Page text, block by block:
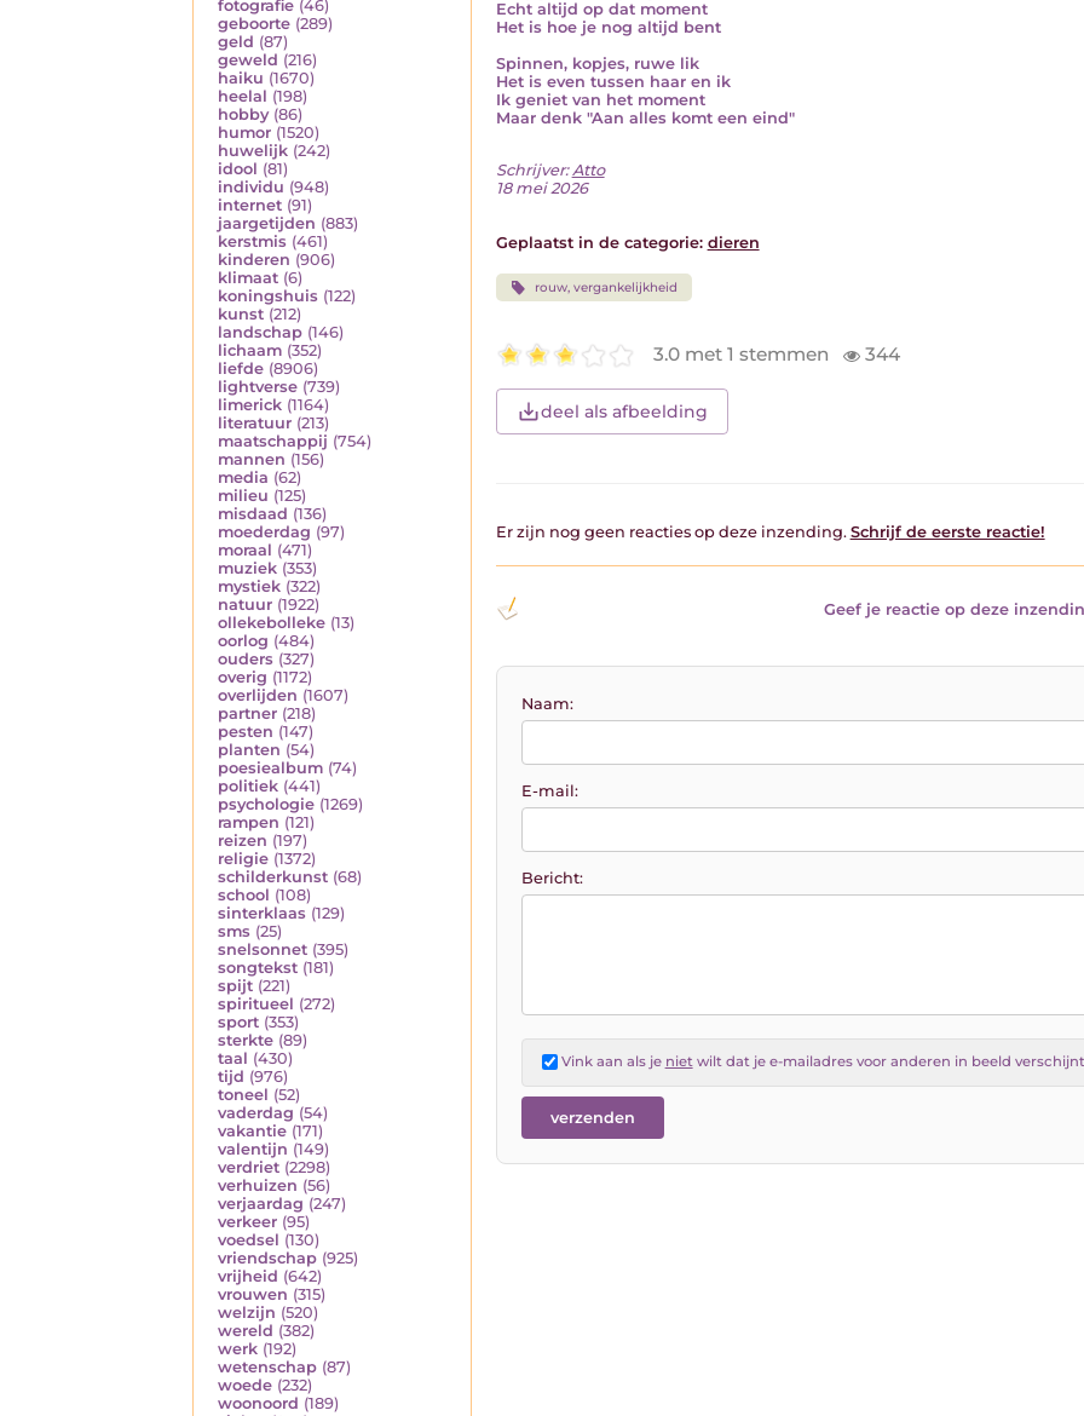
fotografie (46)
geboorte (289)
geld (87)
geweld (216)
haiku (1670)
heelal (198)
hobby (86)
humor (1520)
huwelijk (242)
idool (81)
individu (948)
internet (91)
jaargetijden (883)
kerstmis (461)
kinderen (906)
klimaat (6)
koningshuis (122)
kunst (212)
landschap (146)
lichaam (352)
liefde (8906)
lightverse (739)
limerick (1164)
literatuur (213)
maatschappij (754)
mannen (156)
media (62)
milieu (125)
misdaad (136)
moederdag (97)
moraal (471)
muziek (353)
mystiek (322)
natuur (1922)
ollekebolleke (13)
oorlog (484)
ouders (327)
overig (1172)
overlijden (1607)
partner (218)
pesten (147)
planten (54)
poesiealbum (74)
politiek (441)
psychologie (1269)
rampen (121)
reizen (197)
religie (1372)
schilderkunst (68)
school (108)
sinterklaas (129)
sms (25)
snelsonnet (395)
songtekst (181)
spijt (221)
spiritueel (272)
sport (353)
sterkte (89)
taal (430)
tijd (976)
toneel (52)
vaderdag (54)
vakantie (171)
valentijn (149)
verdriet (2298)
verhuizen (56)
verjaardag (247)
verkeer (95)
voedsel (130)
vriendschap (925)
vrijheid (642)
vrouwen (315)
welzijn (520)
wereld (382)
werk (192)
wetenschap (87)
woede (232)
woonoord (189)
Echt altijd op dat moment
Het is hoe je nog altijd bent
Spinnen, kopjes, ruwe lik
Het is even tussen haar en ik
Ik geniet van het moment
Maar denk "Aan alles komt een eind"
Schrijver: Atto
18 mei 2026
Geplaatst in de categorie: dieren
rouw, vergankelijkheid
3.0 met 1 stemmen 344
deel als afbeelding
Er zijn nog geen reacties op deze inzending. Schrijf de eerste reactie!
Geef je reactie op deze
Naam:
E-mail:
Bericht:
Vink aan als je nietwilt dat je e-mailadres voor anderen in beeld verschijnt